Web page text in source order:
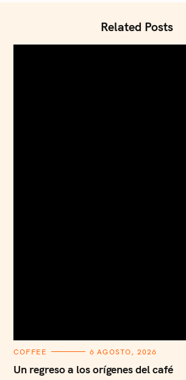
Related Posts
C
T
E
COFFEE 6 AGOSTO, 2026
Un regreso a los orígenes del café